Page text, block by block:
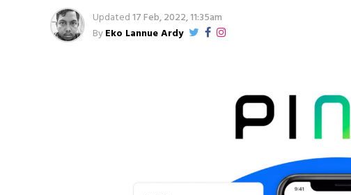
Updated 17 Feb, 2022, 11:35am
ByEko Lannue Ardy